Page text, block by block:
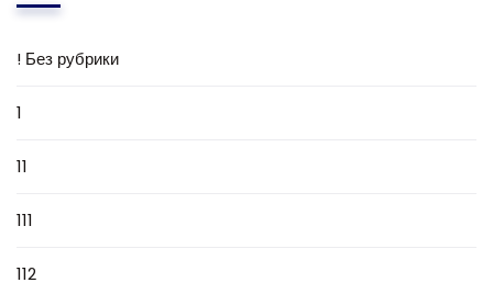
! Без рубрики
1
11
111
112